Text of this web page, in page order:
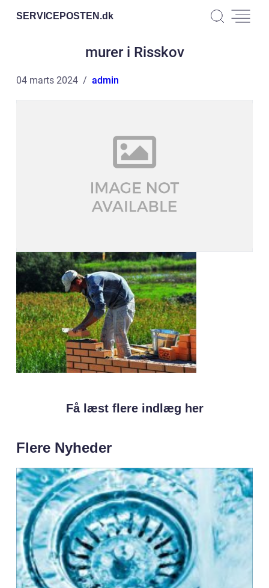
SERVICEPOSTEN.dk
murer i Risskov
04 marts 2024 admin
Få læst flere indlæg her
Flere Nyheder